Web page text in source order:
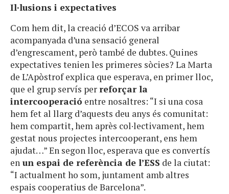
Il·lusions i expectatives
Com hem dit, la creació d’ECOS va arribar
acompanyada d’una sensació general
d’engrescament, però també de dubtes. Quines
expectatives tenien les primeres sòcies? La Marta
de L’Apòstrof explica que esperava, en primer lloc,
que el grup servís per reforçar la
intercooperació entre nosaltres: “I si una cosa
hem fet al llarg d’aquests deu anys és comunitat:
hem compartit, hem après col·lectivament, hem
gestat nous projectes intercooperant, ens hem
ajudat…” En segon lloc, esperava que es convertís
en un espai de referència de l’ESS de la ciutat:
“I actualment ho som, juntament amb altres
espais cooperatius de Barcelona”.